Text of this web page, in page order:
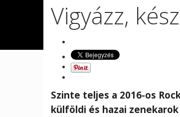
Vigyázz,
Szinte teljes a 2016-os
külföldi és hazai